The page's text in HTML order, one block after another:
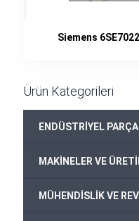
Siemens
Ürün Kategorileri
ENDÜSTRİYEL
MAKİNELER VE
MÜHENDİSLİK VE